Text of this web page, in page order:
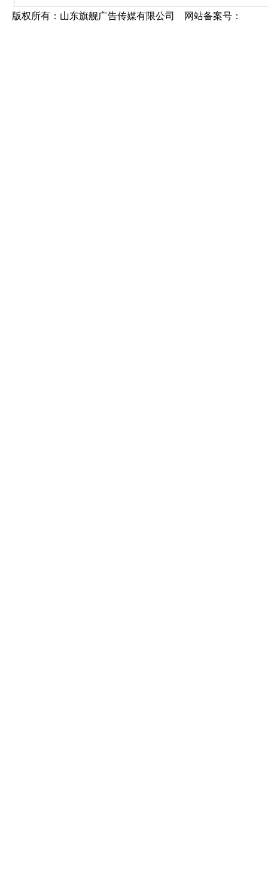
版权所有：山东旗舰广告传媒有限公司 网站备案号：